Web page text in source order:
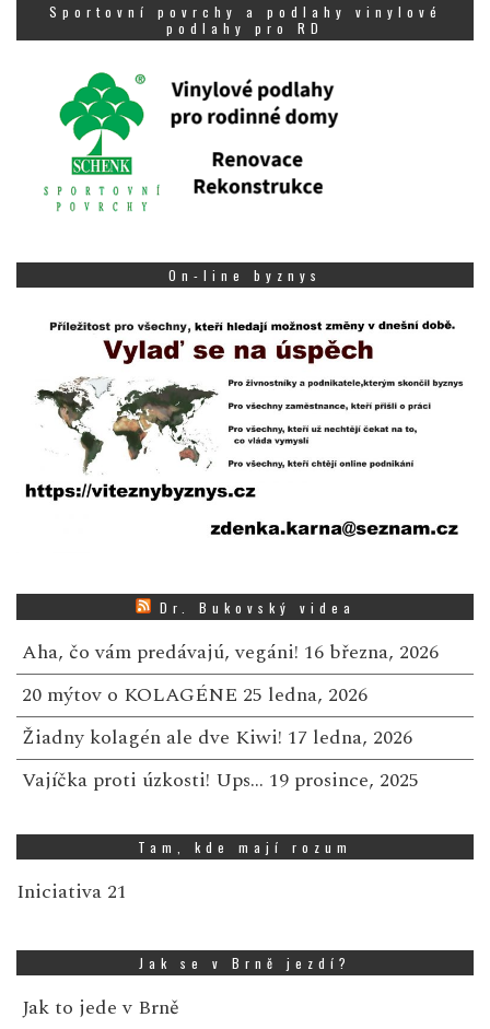
Sportovní povrchy a podlahy vinylové
podlahy pro RD
On-line byznys
Dr. Bukovský videa
Aha, čo vám predávajú, vegáni! 16 března, 2026
20 mýtov o KOLAGÉNE 25 ledna, 2026
Žiadny kolagén ale dve Kiwi! 17 ledna, 2026
Vajíčka proti úzkosti! Ups… 19 prosince, 2025
Tam, kde mají rozum
Iniciativa 21
Jak se v Brně jezdí?
Jak to jede v Brně